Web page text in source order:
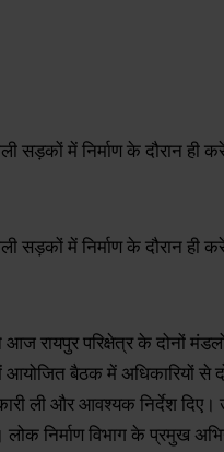
रायपुर परिक्षेत्र के दोनों मंडलों
आयोजित बैठक में अधिकारियों से
ली और आवश्यक निर्देश
निर्माण विभाग के प्रमुख